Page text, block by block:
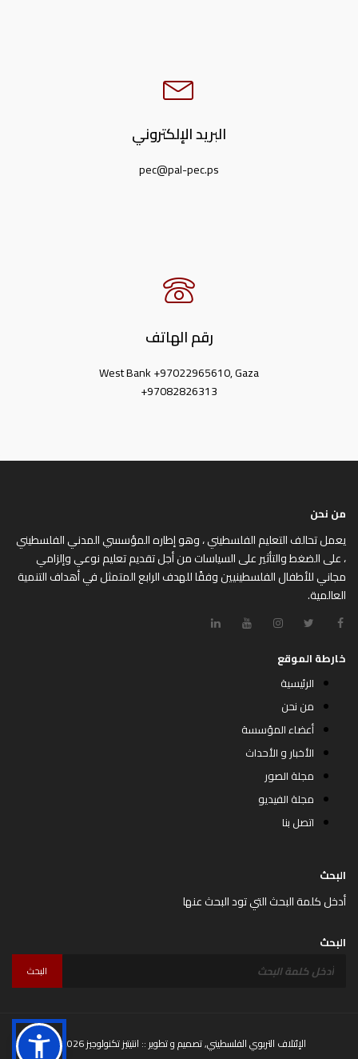
البريد الإلكتروني
pec@pal-pec.ps
رقم الهاتف
West Bank +97022965610, Gaza
+97082826313
من نحن
يعمل تحالف التعليم الفلسطيني ، وهو إطاره المؤسسي المدني الفلسطيني
، على الضغط والتأثير على السياسات من أجل تقديم تعليم نوعي وإلزامي
مجاني للأطفال الفلسطينيين وفقًا للهدف الرابع المتمثل في أهداف التنمية
العالمية.
خارطة الموقع
الرئيسية
من نحن
أعضاء المؤسسة
الأخبار و الأحداث
مجلة الصور
مجلة الفيديو
اتصل بنا
البحث
أدخل كلمة البحث التي تود البحث عنها
البحث
البحث
© 2026 الإئتلاف التربوي الفلسطيني, تصميم و تطوير :: انتيتيز تكنولوجيز